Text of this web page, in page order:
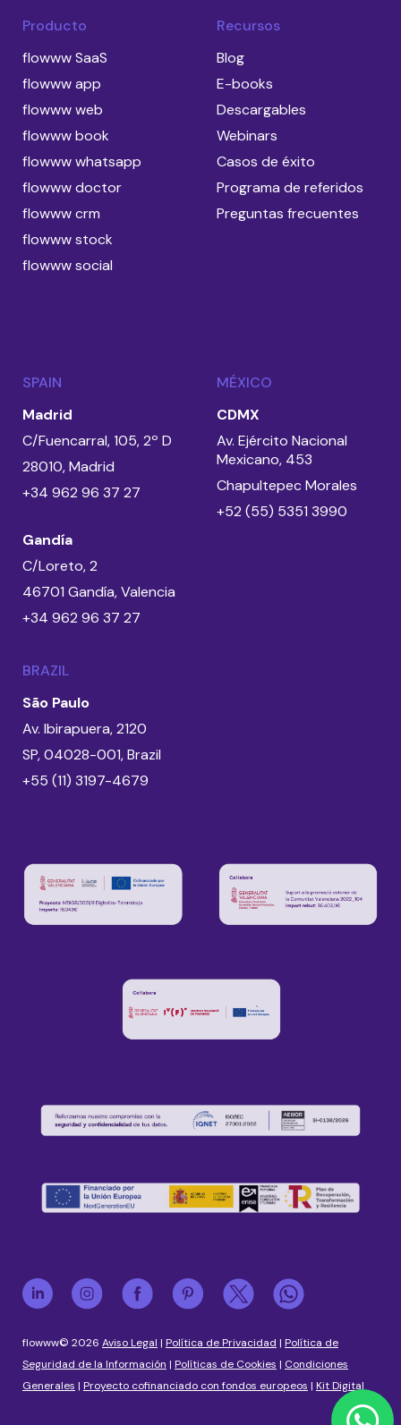
Producto
flowww SaaS
flowww app
flowww web
flowww book
flowww whatsapp
flowww doctor
flowww crm
flowww stock
flowww social
Recursos
Blog
E-books
Descargables
Webinars
Casos de éxito
Programa de referidos
Preguntas frecuentes
SPAIN
Madrid
C/Fuencarral, 105, 2º D
28010, Madrid
+34 962 96 37 27
Gandía
C/Loreto, 2
46701 Gandía, Valencia
+34 962 96 37 27
MÉXICO
CDMX
Av. Ejército Nacional
Mexicano, 453
Chapultepec Morales
+52 (55) 5351 3990
BRAZIL
São Paulo
Av. Ibirapuera, 2120
SP, 04028-001, Brazil
+55 (11) 3197-4679
flowww© 2026 Aviso Legal | Política de Privacidad | Política de
Seguridad de la Información | Políticas de Cookies | Condiciones
Generales | Proyecto cofinanciado con fondos europeos | Kit Digital